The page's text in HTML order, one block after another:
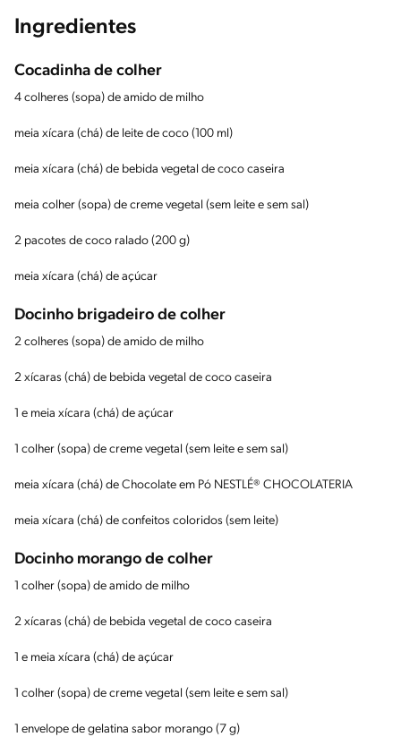
Ingredientes
Cocadinha de colher
4 colheres (sopa) de amido de milho
meia xícara (chá) de leite de coco (100 ml)
meia xícara (chá) de bebida vegetal de coco caseira
meia colher (sopa) de creme vegetal (sem leite e sem sal)
2 pacotes de coco ralado (200 g)
meia xícara (chá) de açúcar
Docinho brigadeiro de colher
2 colheres (sopa) de amido de milho
2 xícaras (chá) de bebida vegetal de coco caseira
1 e meia xícara (chá) de açúcar
1 colher (sopa) de creme vegetal (sem leite e sem sal)
meia xícara (chá) de Chocolate em Pó NESTLÉ® CHOCOLATERIA
meia xícara (chá) de confeitos coloridos (sem leite)
Docinho morango de colher
1 colher (sopa) de amido de milho
2 xícaras (chá) de bebida vegetal de coco caseira
1 e meia xícara (chá) de açúcar
1 colher (sopa) de creme vegetal (sem leite e sem sal)
1 envelope de gelatina sabor morango (7 g)